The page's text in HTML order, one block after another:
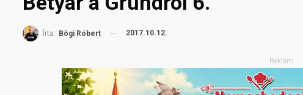
Írta: Bögi Róbert 2017.10.12.
Reklám